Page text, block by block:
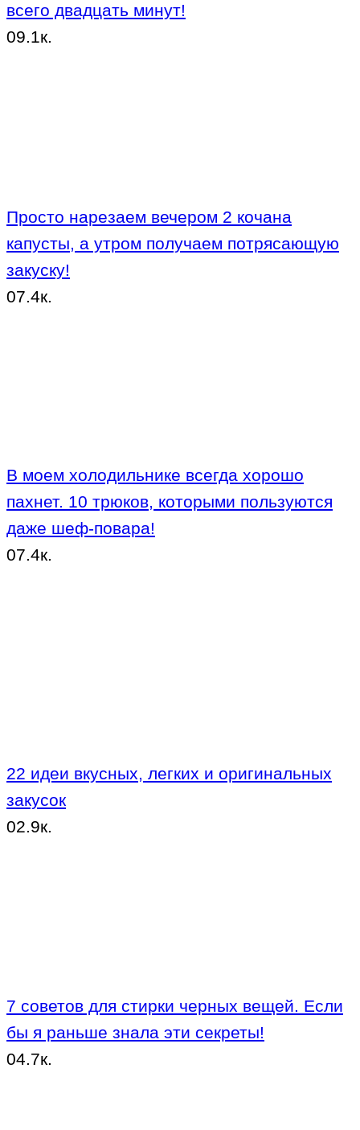
всего двадцать минут!
09.1к.
Просто нарезаем вечером 2 кочана
капусты, а утром получаем потрясающую
закуску!
07.4к.
В моем холодильнике всегда хорошо
пахнет. 10 трюков, которыми пользуются
даже шеф-повара!
07.4к.
22 идеи вкусных, легких и оригинальных
закусок
02.9к.
7 советов для стирки черных вещей. Если
бы я раньше знала эти секреты!
04.7к.